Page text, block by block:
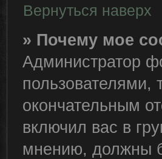
Вернуться наверх
» Почему мое
Администратор
пользователями,
окончательным
включил вас в
мнению, должны